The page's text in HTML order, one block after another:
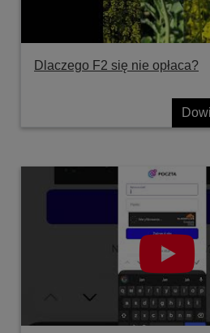
Dlaczego F2 się nie opłaca?